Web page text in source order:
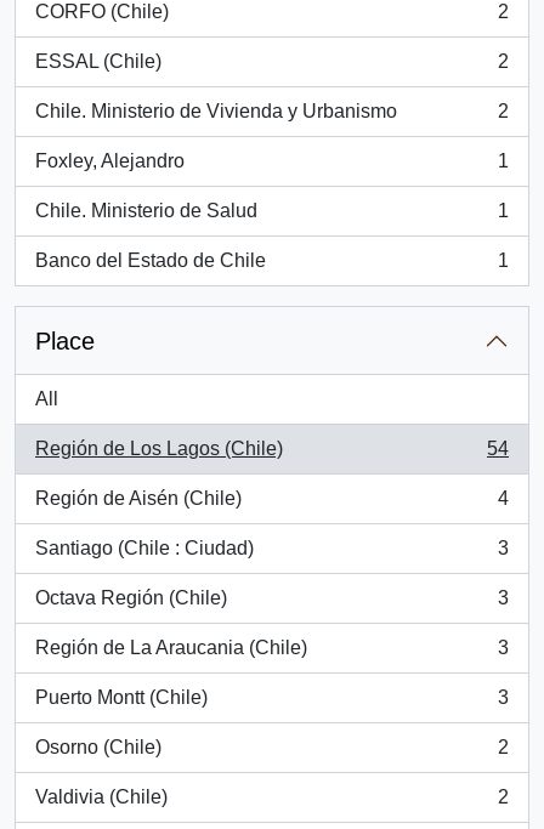
CORFO (Chile)
, 2 results
2
ESSAL (Chile)
, 2 results
2
Chile. Ministerio de Vivienda y Urbanismo
, 2 results
2
Foxley, Alejandro
, 1 results
1
Chile. Ministerio de Salud
, 1 results
1
Banco del Estado de Chile
, 1 results
1
Place
All
Región de Los Lagos (Chile)
, 54 results
54
Región de Aisén (Chile)
, 4 results
4
Santiago (Chile : Ciudad)
, 3 results
3
Octava Región (Chile)
, 3 results
3
Región de La Araucania (Chile)
, 3 results
3
Puerto Montt (Chile)
, 3 results
3
Osorno (Chile)
, 2 results
2
Valdivia (Chile)
, 2 results
2